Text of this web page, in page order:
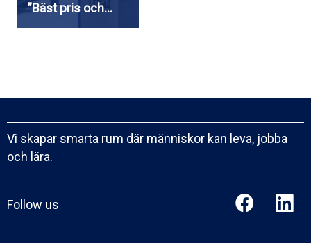
”Bäst pris och…
Vi skapar smarta rum där människor kan leva, jobba
och lära.
Follow us